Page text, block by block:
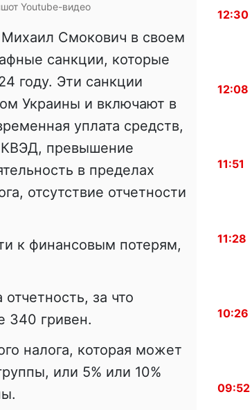
Youtube-видео
Михаил Смокович в своем
санкции, которые
году. Эти санкции
Украины и включают в
уплата средств,
КВЭД, превышение
в пределах
отсутствие отчетности
к финансовым потерям,
за что
340 гривен.
налога, которая может
или 5% или 10%
12:30
12:08
11:51
11:28
10:26
09:52